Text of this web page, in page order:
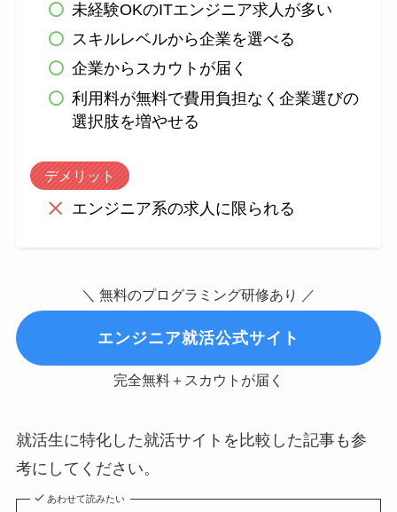
未経験OKのITエンジニア求人が多い
スキルレベルから企業を選べる
企業からスカウトが届く
利用料が無料で費用負担なく企業選びの
選択肢を増やせる
デメリット
エンジニア系の求人に限られる
＼ 無料のプログラミング研修あり ／
エンジニア就活公式サイト
完全無料＋スカウトが届く
就活生に特化した就活サイトを比較した記事も参
考にしてください。
あわせて読みたい